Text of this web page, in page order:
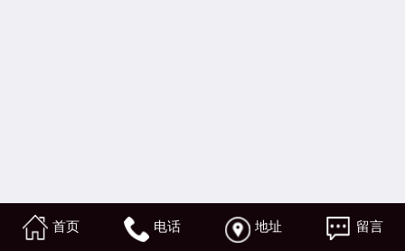
首页 电话 地址 留言